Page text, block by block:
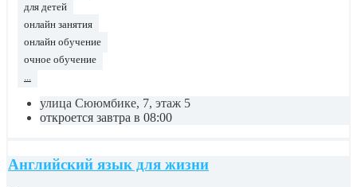
для детей
онлайн занятия
онлайн обучение
очное обучение
улица Сююмбике, 7, этаж 5
откроется завтра в 08:00
Английский язык для жизни